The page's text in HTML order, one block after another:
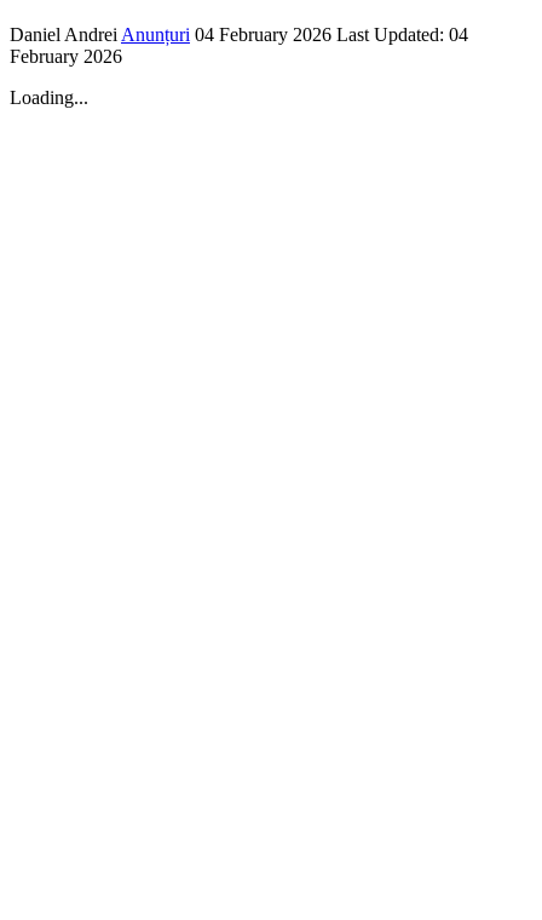
Daniel Andrei Anunțuri 04 February 2026 Last Updated: 04
February 2026
Loading...